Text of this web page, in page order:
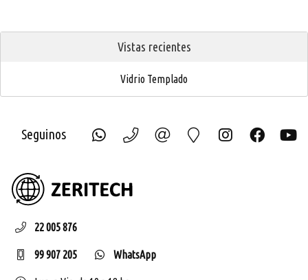
Vistas recientes
Vidrio Templado
Seguinos
22 005 876
99 907 205 WhatsApp